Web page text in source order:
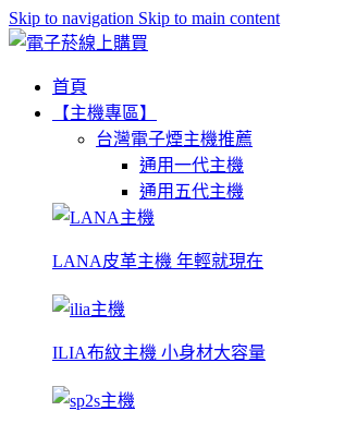
Skip to navigation Skip to main content
首頁
【主機專區】
台灣電子煙主機推薦
通用一代主機
通用五代主機
LANA皮革主機 年輕就現在
ILIA布紋主機 小身材大容量